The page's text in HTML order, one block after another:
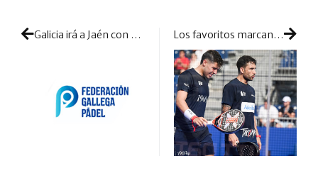
Galicia irá a Jaén con un equipo dispuesto a dar alguna sorpresa Los favoritos marcan territorio y despejan cualquier duda con victorias de autoridad